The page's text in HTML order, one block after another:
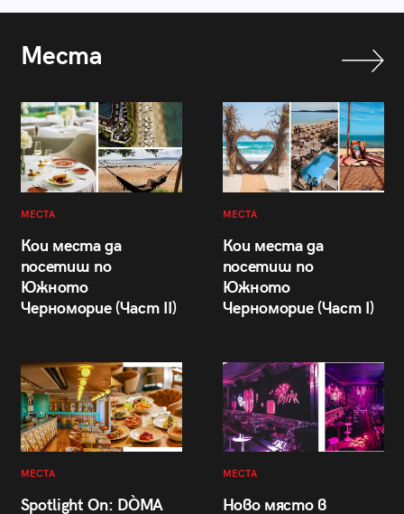
Места
МЕСТА
Кои места да
посетиш по
Южното
Черноморие (Част II)
МЕСТА
Кои места да
посетиш по
Южното
Черноморие (Част I)
МЕСТА
Spotlight On: DÒMA
МЕСТА
Ново място в